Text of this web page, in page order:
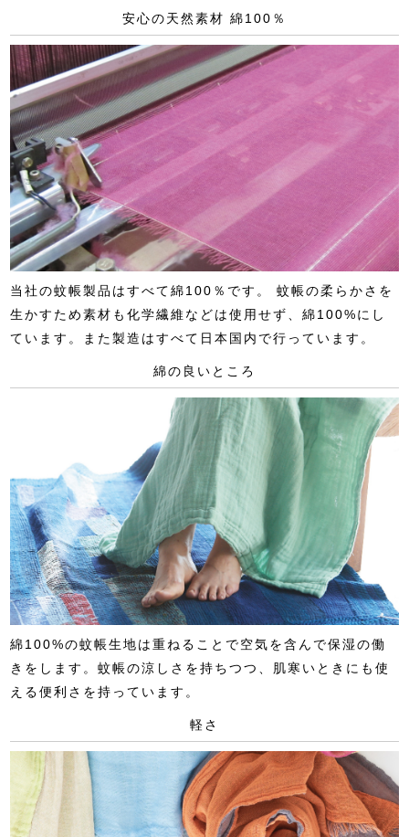
安心の天然素材 綿100％
当社の蚊帳製品はすべて綿100％です。 蚊帳の柔らかさを
生かすため素材も化学繊維などは使用せず、綿100%にし
ています。また製造はすべて日本国内で行っています。
綿の良いところ
綿100%の蚊帳生地は重ねることで空気を含んで保湿の働
きをします。蚊帳の涼しさを持ちつつ、肌寒いときにも使
える便利さを持っています。
軽さ